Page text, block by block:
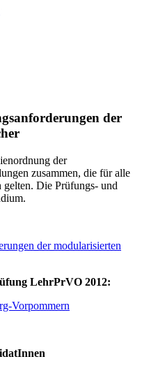
der
der
zusammen, die für alle
gelten. Die Prüfungs- und
der modularisierten
LehrPrVO 2012:
Vorpommern